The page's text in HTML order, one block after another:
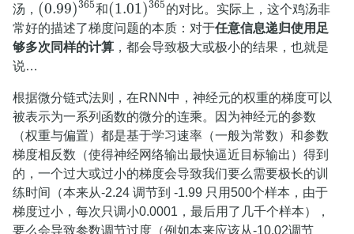
汤， (0.99)365
(0.99)365 和(1.01)365
(1.01)365 的对比。实际上，这个鸡汤非
常好的描述了梯度问题的本质：对于任意信息递归使用足
够多次同样的计算 ，都会导致极大或极小的结果，也就是
说…
根据微分链式法则，在RNN中，神经元的权重的梯度可以
被表示为一系列函数的微分的连乘。因为神经元的参数
（权重与偏置）都是基于学习速率（一般为常数）和参数
梯度相反数（使得神经网络输出最快逼近目标输出）得到
的，一个过大或过小的梯度会导致我们要么需要极长的训
练时间（本来从-2.24 调节到 -1.99 只用500个样本，由于
梯度过小，每次只调小0.0001，最后用了几千个样本），
要么会导致参数调节过度（例如本来应该从-10.02调节